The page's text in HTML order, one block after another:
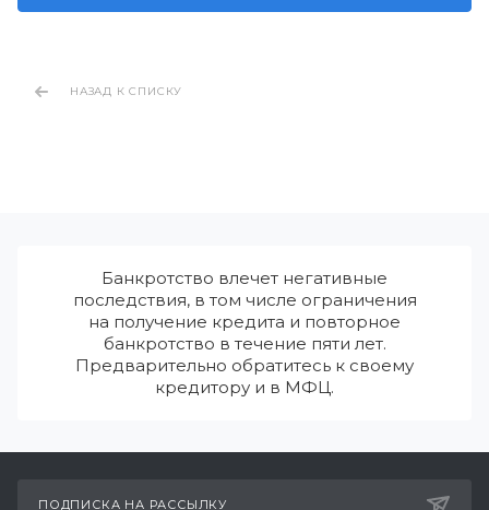
НАЗАД К СПИСКУ
Банкротство влечет негативные
последствия, в том числе ограничения
на получение кредита и повторное
банкротство в течение пяти лет.
Предварительно обратитесь к своему
кредитору и в МФЦ.
ПОДПИСКА НА РАССЫЛКУ